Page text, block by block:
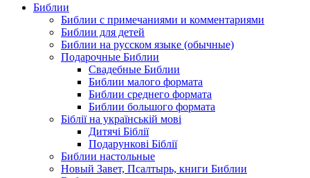
Библии
Библии с примечаниями и комментариями
Библии для детей
Библии на русском языке (обычные)
Подарочные Библии
Свадебные Библии
Библии малого формата
Библии среднего формата
Библии большого формата
Біблії на українській мові
Дитячі Біблії
Подарункові Біблії
Библии настольные
Новый Завет, Псалтырь, книги Библии